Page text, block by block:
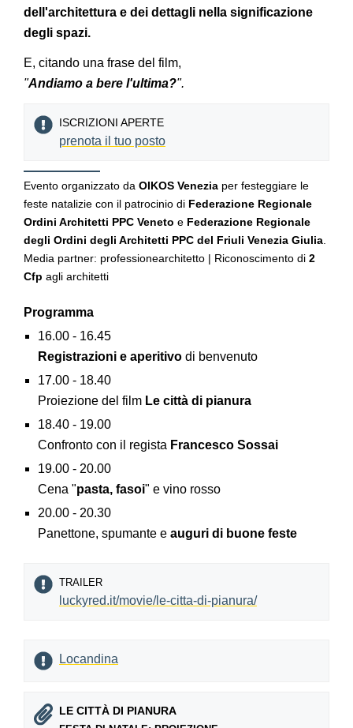
dell'architettura e dei dettagli nella significazione
degli spazi.
E, citando una frase del film,
"Andiamo a bere l'ultima?".
ISCRIZIONI APERTE
prenota il tuo posto
Evento organizzato da OIKOS Venezia per festeggiare le
feste natalizie con il patrocinio di Federazione Regionale
Ordini Architetti PPC Veneto e Federazione Regionale
degli Ordini degli Architetti PPC del Friuli Venezia Giulia
Media partner: professionearchitetto | Riconoscimento di 2
Cfp agli architetti
Programma
16.00 - 16.45
Registrazioni e aperitivodi benvenuto
17.00 - 18.40
Proiezione del filmLe città di pianura
18.40 - 19.00
Confronto con il regista Francesco Sossai
19.00 - 20.00
Cena "pasta, fasoi" e vino rosso
20.00 - 20.30
Panettone, spumante e auguri di buone feste
TRAILER
luckyred.it/movie/le-citta-di-pianura/
Locandina
LE CITTÀ DI PIANURA